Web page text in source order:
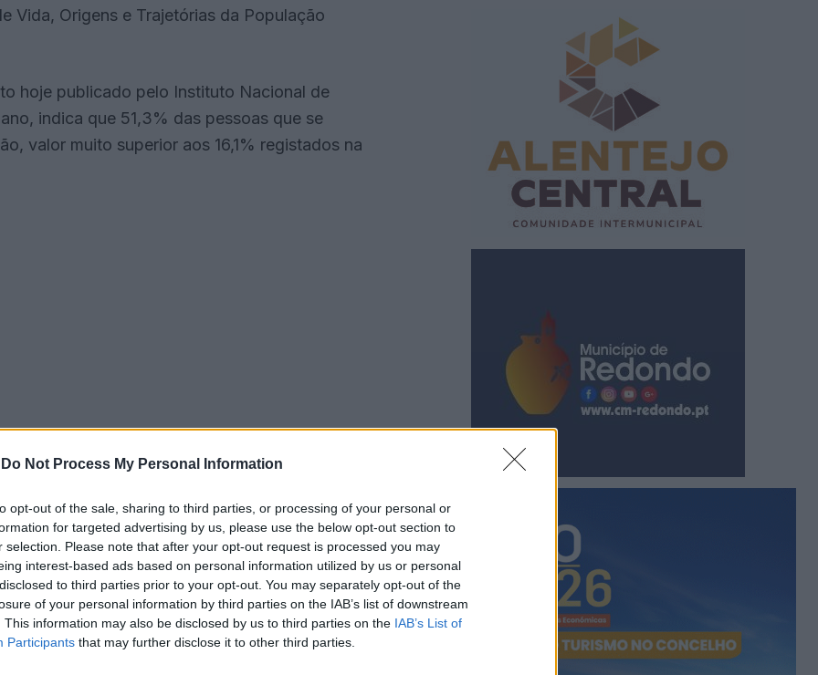
Do Not Process My Personal Information
opt-out of the sale, sharing to third parties, or processing of your personal or
for targeted advertising by us, please use the below opt-out section to
selection. Please note that after your opt-out request is processed you may
interest-based ads based on personal information utilized by us or personal
to third parties prior to your opt-out. You may separately opt-out of the
of your personal information by third parties on the IAB’s list of downstream
This information may also be disclosed by us to third parties on the IAB’s List of
Participants that may further disclose it to other third parties.
Vida, Origens e Trajetórias da População
hoje publicado pelo Instituto Nacional de
indica que 51,3% das pessoas que se
valor muito superior aos 16,1% registados na
se, essencialmente, um conjunto de fatores
étnico, identificado por 95,0% das pessoas
é mais do dobro da observada na população
do INE sobre o inquérito.
idades entre os 18 e os 74 anos e a residir há
se com o grupo étnico cigano”.
no país e cerca de três quartos